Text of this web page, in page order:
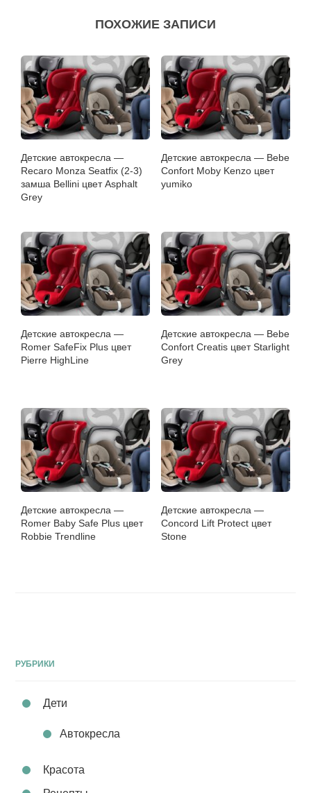
ПОХОЖИЕ ЗАПИСИ
Детские автокресла —
Recaro Monza Seatfix (2-3)
замша Bellini цвет Asphalt
Grey
Детские автокресла — Bebe
Confort Moby Kenzo цвет
yumiko
Детские автокресла —
Romer SafeFix Plus цвет
Pierre HighLine
Детские автокресла — Bebe
Confort Creatis цвет Starlight
Grey
Детские автокресла —
Romer Baby Safe Plus цвет
Robbie Trendline
Детские автокресла —
Concord Lift Protect цвет
Stone
РУБРИКИ
Дети
Автокресла
Красота